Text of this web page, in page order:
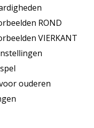
ROND
VIERKANT
ouderen